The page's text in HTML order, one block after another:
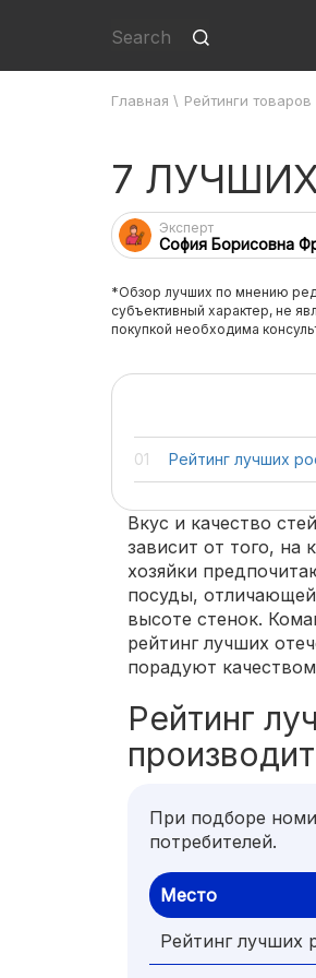
Главная \ Рейтинги товаров
7
Эксперт
София Борисовна
*Обзор лучших по мнению
субъективный характер, не
покупкой необходима
Рейтинг лучших
Вкус и качество
зависит от того, на
хозяйки
посуды,
высоте стенок.
рейтинг лучших
порадуют
Рейтинг
При подборе
потребителей.
Место
Рейтинг лучших